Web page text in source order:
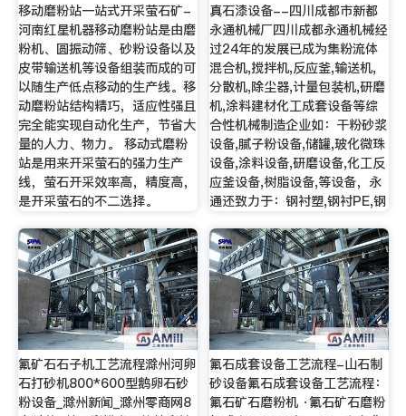
移动磨粉站一站式开采萤石矿-
河南红星机器移动磨粉站是由磨
粉机、圆振动筛、砂粉设备以及
皮带输送机等设备组装而成的可
以随生产低点移动的生产线。移
动磨粉站结构精巧，适应性强且
完全能实现自动化生产，节省大
量的人力、物力。 移动式磨粉
站是用来开采萤石的强力生产
线，萤石开采效率高，精度高，
是开采萤石的不二选择。
真石漆设备--四川成都市新都
永通机械厂四川成都永通机械经
过24年的发展已成为集粉流体
混合机,搅拌机,反应釜,输送机,
分散机,除尘器,计量包装机,研磨
机,涂料建材化工成套设备等综
合性机械制造企业如：干粉砂浆
设备,腻子粉设备,储罐,玻化微珠
设备,涂料设备,研磨设备,化工反
应釜设备,树脂设备,等设备，永
通还致力于：钢衬塑,钢衬PE,钢
氟矿石石子机工艺流程滁州河卵
石打砂机800*600型鹅卵石砂
粉设备_滁州新闻_滁州零商网8
氟石成套设备工艺流程-山石制
砂设备氟石成套设备工艺流程：
氟石矿石磨粉机 ·氟石矿石磨粉